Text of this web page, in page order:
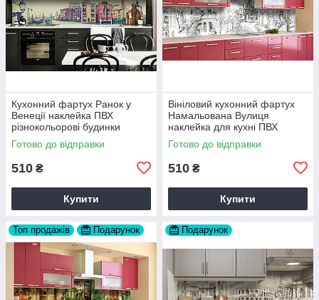
Кухонний фартух Ранок у
Венеції наклейка ПВХ
різнокольорові будинки
канали Блакитний Happy
Pocket Z180576
Готово до відправки
510 ₴
Купити
Вініловий кухонний фартух
Намальована Вулиця
наклейка для кухні ПВХ
Архітектура Сірий Happy
Pocket Z181715
Готово до відправки
510 ₴
Купити
Топ продажів Подарунок Подарунок